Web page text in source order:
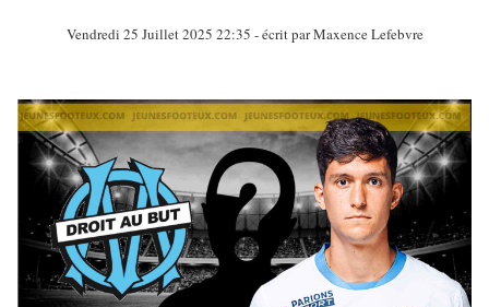
Vendredi 25 Juillet 2025 22:35 - écrit par Maxence Lefebvre